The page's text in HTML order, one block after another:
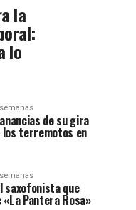
la
lo
de su gira
los terremotos en
saxofonista que
Pantera Rosa»